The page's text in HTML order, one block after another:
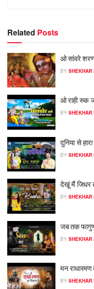
Related Posts
ओ सांवरे
BY SHEKHAR
ओ राही रुक
BY SHEKHAR
दुनिया से
BY SHEKHAR
देखूं मैं जिधर
BY SHEKHAR
जब तक
BY SHEKHAR
मन राधारमण
BY SHEKHAR